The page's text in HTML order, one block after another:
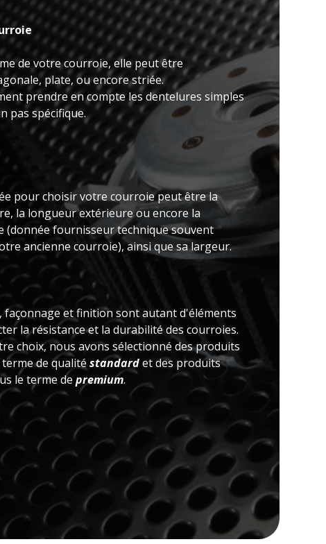
de votre courroie, elle peut être
plate, ou encore striée.
prendre en compte les dentelures simples
pas spécifique.
pour choisir votre courroie peut être la
la longueur extérieure ou encore la
(donnée fournisseur technique souvent
ancienne courroie), ainsi que sa largeur.
façonnage et finition sont autant d'éléments
la résistance et la durabilité des courroies.
choix, nous avons sélectionné des produits
de qualité standardet des produits
le terme de premium.